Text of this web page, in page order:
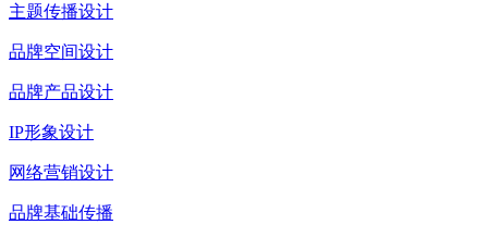
主题传播设计
品牌空间设计
品牌产品设计
IP形象设计
网络营销设计
品牌基础传播